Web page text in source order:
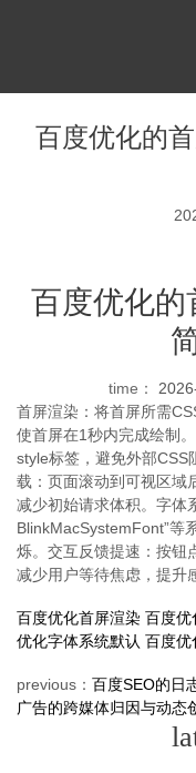
百度优化的
百度优化的
time：
首屏渲染：将首屏所需
使首屏在1秒内完成绘制
style标签，避免外部CSS
载：页面滚动到可视区域
减少初始请求体积。字体
BlinkMacSystemFont”等
烁。交互反馈提速：按钮
减少用户等待焦虑，提升
百度优化首屏渲染 百度优
优化字体系统默认 百度优
previous： 百度SEO的日
广告的跨媒体归因与动态